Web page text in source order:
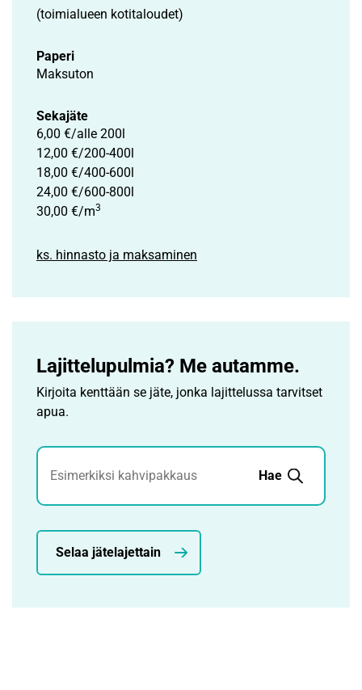
(toimialueen kotitaloudet)
Paperi
Maksuton
Sekajäte
6,00 €/alle 200l
12,00 €/200-400l
18,00 €/400-600l
24,00 €/600-800l
30,00 €/m3
ks. hinnasto ja maksaminen
Lajittelupulmia? Me autamme.
Kirjoita kenttään se jäte, jonka lajittelussa tarvitset
apua.
Jätehaku
Hae
Selaa jätelajettain